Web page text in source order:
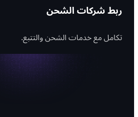
ربط شركات الشحن
تكامل مع خدمات الشحن والتتبع.